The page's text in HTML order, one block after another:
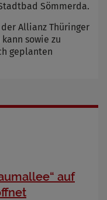
Sömmerda.
Allianz Thüringer
sowie zu
geplanten
auf